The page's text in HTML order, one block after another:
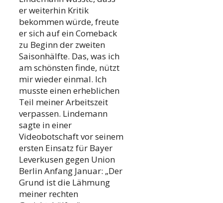
er weiterhin Kritik
bekommen würde, freute
er sich auf ein Comeback
zu Beginn der zweiten
Saisonhälfte. Das, was ich
am schönsten finde, nützt
mir wieder einmal. Ich
musste einen erheblichen
Teil meiner Arbeitszeit
verpassen. Lindemann
sagte in einer
Videobotschaft vor seinem
ersten Einsatz für Bayer
Leverkusen gegen Union
Berlin Anfang Januar: „Der
Grund ist die Lähmung
meiner rechten